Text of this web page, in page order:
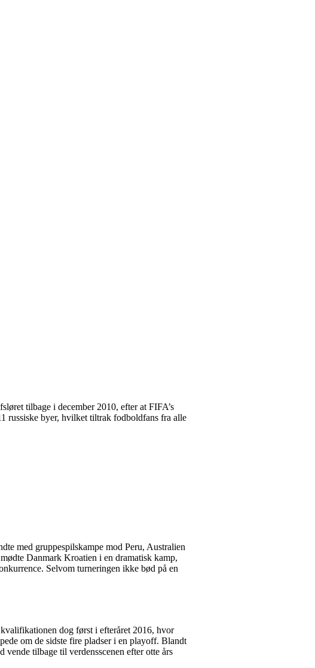
tilbage i december 2010, efter at FIFA’s
russiske byer, hvilket tiltrak fodboldfans fra alle
med gruppespilskampe mod Peru, Australien
Danmark Kroatien i en dramatisk kamp,
Selvom turneringen ikke bød på en
dog først i efteråret 2016, hvor
om de sidste fire pladser i en playoff. Blandt
tilbage til verdensscenen efter otte års